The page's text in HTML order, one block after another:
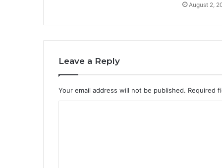
August 2,
Leave a Reply
Your email address will not be published. Required